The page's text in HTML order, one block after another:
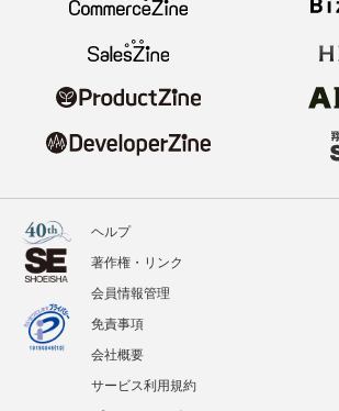
ヘルプ
著作権・リンク
会員情報管理
免責事項
会社概要
サービス利用規約